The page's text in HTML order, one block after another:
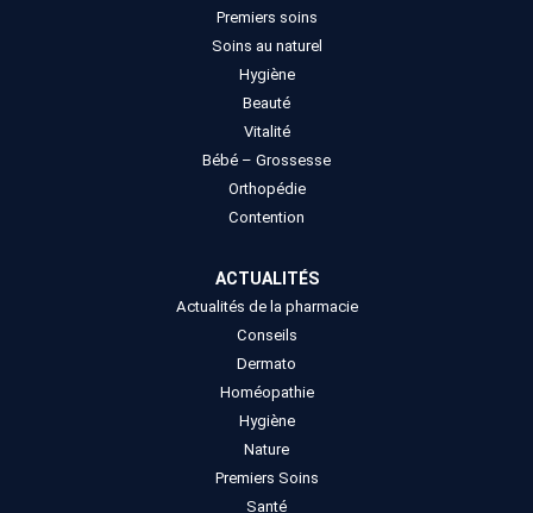
Premiers soins
Soins au naturel
Hygiène
Beauté
Vitalité
Bébé – Grossesse
Orthopédie
Contention
ACTUALITÉS
Actualités de la pharmacie
Conseils
Dermato
Homéopathie
Hygiène
Nature
Premiers Soins
Santé